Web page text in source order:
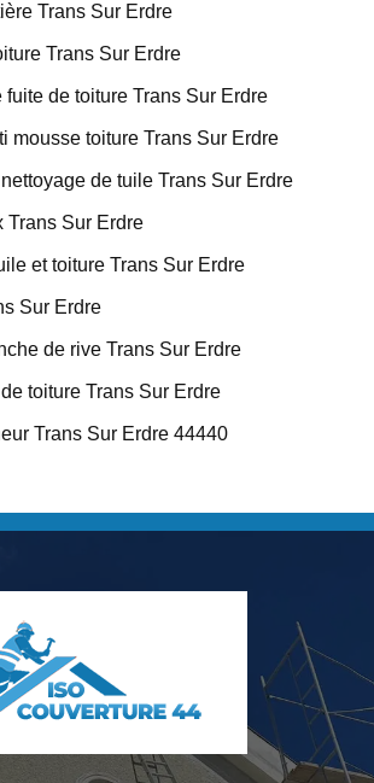
Trans Sur Erdre
Trans Sur Erdre
fuite de toiture Trans Sur Erdre
mousse toiture Trans Sur Erdre
de tuile Trans Sur Erdre
Trans Sur Erdre
et toiture Trans Sur Erdre
Sur Erdre
de rive Trans Sur Erdre
toiture Trans Sur Erdre
Trans Sur Erdre 44440